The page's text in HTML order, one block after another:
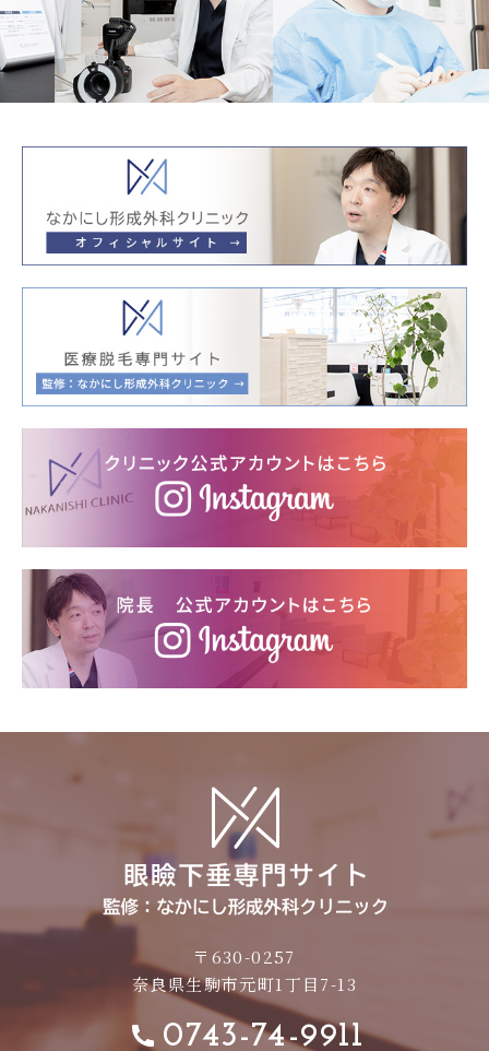
〒630-0257
奈良県生駒市元町1丁目7-13
0743-74-9911